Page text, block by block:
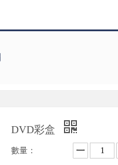
DVD彩盒
數量：